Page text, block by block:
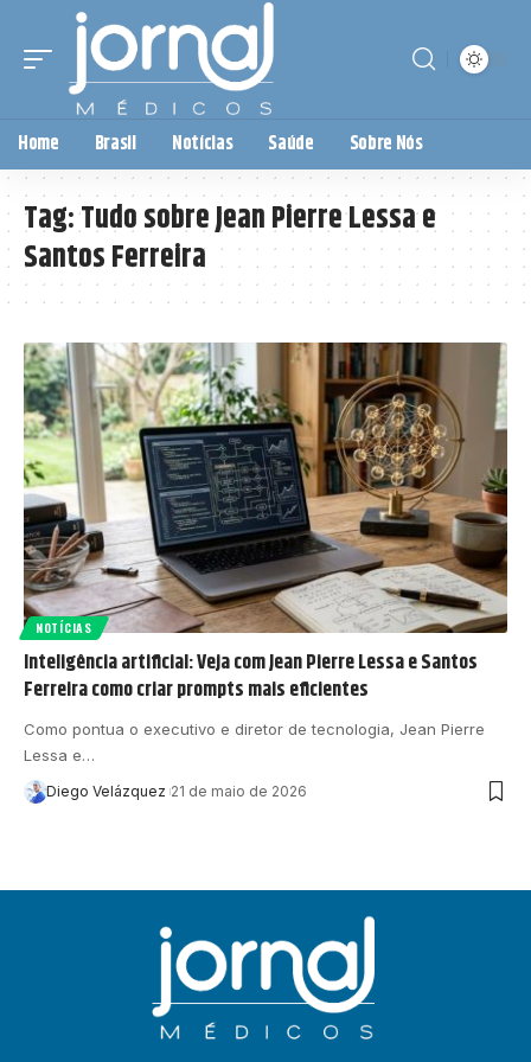
Home Brasil Notícias Saúde Sobre Nós
Tag:Tudo sobre Jean Pierre Lessa e
Santos Ferreira
NOTÍCIAS
Inteligência artificial: Veja com Jean Pierre Lessa e Santos
Ferreira como criar prompts mais eficientes
Como pontua o executivo e diretor de tecnologia, Jean Pierre
Lessa e…
Diego Velázquez 21 de maio de 2026